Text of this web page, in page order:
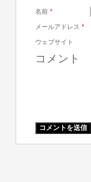
名前 *
メールアドレス *
ウェブサイト
コメント